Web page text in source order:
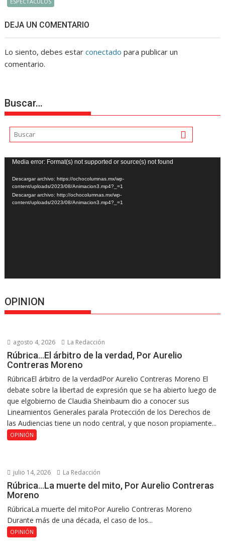
DEJA UN COMENTARIO
Lo siento, debes estarconectado para publicar un
comentario.
Buscar…
Reproductor
de
vídeo
Media error: Format(s) not supported or source(s) not found
Descargar archivo: https://ochocolumnas.mx/wp-
content/uploads/2023/08/Animacion3.mp4?_=1
Descargar archivo: http://ochocolumnas.mx/wp-
content/uploads/2023/08/Animacion3.mp4?_=1
OPINION
agosto 4, 2026 La Redacción
Rúbrica…El árbitro de la verdad, Por Aurelio
Contreras Moreno
RúbricaEl árbitro de la verdadPor Aurelio Contreras Moreno El
debate sobre la libertad de expresión que se ha abierto luego de
que elgobierno de Claudia Sheinbaum dio a conocer sus
Lineamientos Generales parala Protección de los Derechos de
las Audiencias tiene un nodo central, y que noson propiamente...
OPINIÓN
julio 14, 2026 La Redacción
Rúbrica…La muerte del mito, Por Aurelio Contreras
Moreno
RúbricaLa muerte del mitoPor Aurelio Contreras Moreno
Durante más de una década, el caso de los...
OPINIÓN